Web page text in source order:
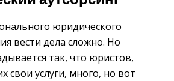
юридического
вести дела сложно. Но
так, что юристов,
свои услуги, много, но вот